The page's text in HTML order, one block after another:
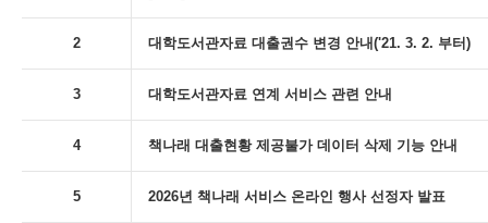
2 대학도서관자료 대출권수 변경 안내('21. 3. 2. 부터)
3 대학도서관자료 연계 서비스 관련 안내
4 책나래 대출현황 제공불가 데이터 삭제 기능 안내
5 2026년 책나래 서비스 온라인 행사 선정자 발표